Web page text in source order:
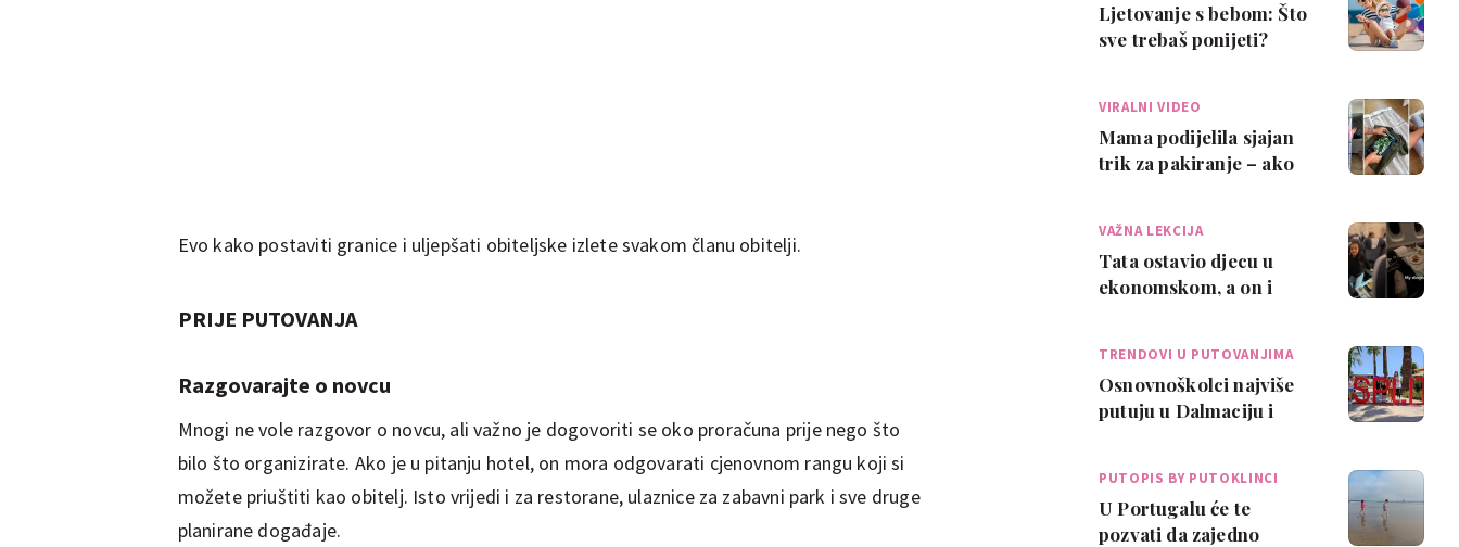
Evo kako postaviti granice i uljepšati obiteljske izlete svakom članu obitelji.
PRIJE PUTOVANJA
Razgovarajte o novcu
Mnogi ne vole razgovor o novcu, ali važno je dogovoriti se oko proračuna prije nego što
bilo što organizirate. Ako je u pitanju hotel, on mora odgovarati cjenovnom rangu koji si
možete priuštiti kao obitelj. Isto vrijedi i za restorane, ulaznice za zabavni park i sve druge
planirane događaje.
Ljetovanje s bebom: Što
sve trebaš ponijeti?
VIRALNI VIDEO
Mama podijelila sjajan
trik za pakiranje – ako
VAŽNA LEKCIJA
Tata ostavio djecu u
ekonomskom, a on i
TRENDOVI U PUTOVANJIMA
Osnovnoškolci najviše
putuju u Dalmaciju i
PUTOPIS BY PUTOKLINCI
U Portugalu će te
pozvati da zajedno